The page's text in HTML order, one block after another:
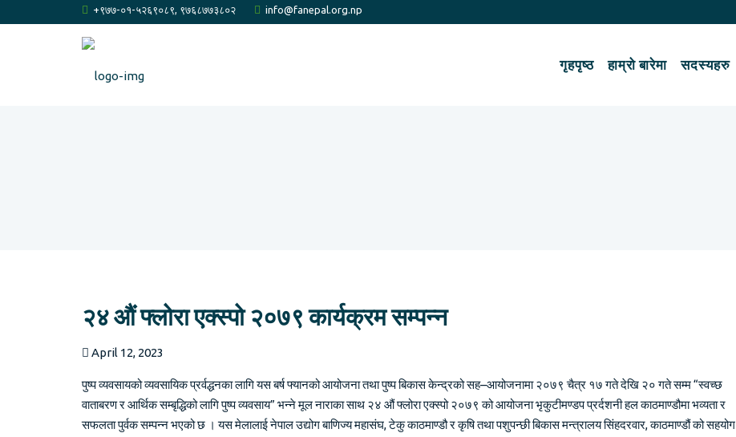
+९७७-०१-५२६९०८९, ९७६८७७३८०२ info@fanepal.org.np
गृहपृष्ठ हाम्रो बारेमा सदस्यहरु
२४ औं फ्लोरा एक्स्पो २०७९ कार्यक्रम सम्पन्न
April 12, 2023
पुष्प व्यवसायको व्यवसायिक प्रर्वद्धनका लागि यस बर्ष फ्यानको आयोजना तथा पुष्प बिकास केन्द्रको सह–आयोजनामा २०७९ चैत्र १७ गते देखि २० गते सम्म “स्वच्छ
वाताबरण र आर्थिक सम्बृद्धिको लागि पुष्प व्यवसाय” भन्ने मूल नाराका साथ २४ औं फ्लोरा एक्स्पो २०७९ को आयोजना भृकुटीमण्डप प्रर्दशनी हल काठमाण्डौमा भव्यता र
सफलता पुर्वक सम्पन्न भएको छ । यस मेलालाई नेपाल उद्योग बाणिज्य महासंघ, टेकु काठमाण्डौ र कृषि तथा पशुपन्छी बिकास मन्त्रालय सिंहदरवार, काठमाण्डौं को सहयोग